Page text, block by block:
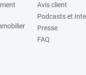
Avis client
Podcasts et
Presse
FAQ